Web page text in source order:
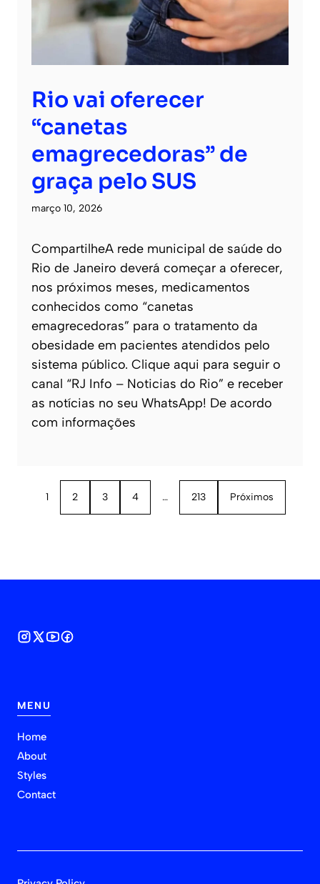
Rio vai oferecer
“canetas
emagrecedoras” de
graça pelo SUS
março 10, 2026
CompartilheA rede municipal de saúde do
Rio de Janeiro deverá começar a oferecer,
nos próximos meses, medicamentos
conhecidos como “canetas
emagrecedoras” para o tratamento da
obesidade em pacientes atendidos pelo
sistema público. Clique aqui para seguir o
canal “RJ Info – Noticias do Rio” e receber
as notícias no seu WhatsApp! De acordo
com informações
1 2 3 4 … 213 Próximos
MENU
Home
About
Styles
Contact